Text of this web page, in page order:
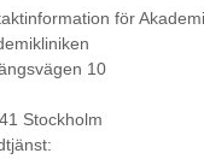
för
10
Stockholm